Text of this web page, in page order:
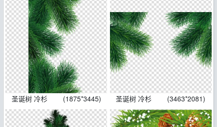
圣诞树 冷杉 (1875*3445) 圣诞树 冷杉 (3463*2081)